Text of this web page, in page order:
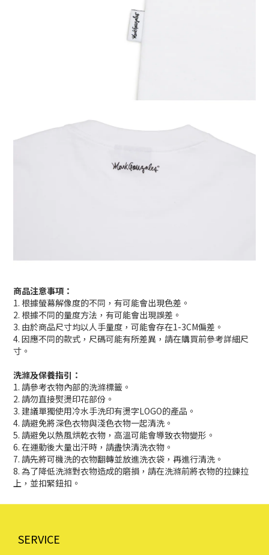
商品注意事項：
1. 根據螢幕解像度的不同，有可能會出現色差。
2. 根據不同的量度方法，有可能會出現誤差。
3. 由於商品尺寸均以人手量度，可能會存在1-3CM偏差。
4. 因應不同的款式，尺碼可能有所差異，請在購買前參考詳細尺
寸。
洗滌及保養指引：
1. 請參考衣物內部的洗滌標籤。
2. 請勿直接熨燙印花部份。
3. 建議單獨使用冷水手洗印有燙字LOGO的產品。
4. 請避免將深色衣物與淺色衣物一起清洗。
5. 請避免以熱風烘乾衣物，高溫可能會導致衣物變形。
6. 在運動後大量出汗時，請盡快清洗衣物。
7. 請先將可機洗的衣物翻轉並放進洗衣袋，再進行清洗。
8. 為了降低洗滌對衣物造成的磨損，請在洗滌前將衣物的拉鍊拉
上，並扣緊鈕扣。
SERVICE